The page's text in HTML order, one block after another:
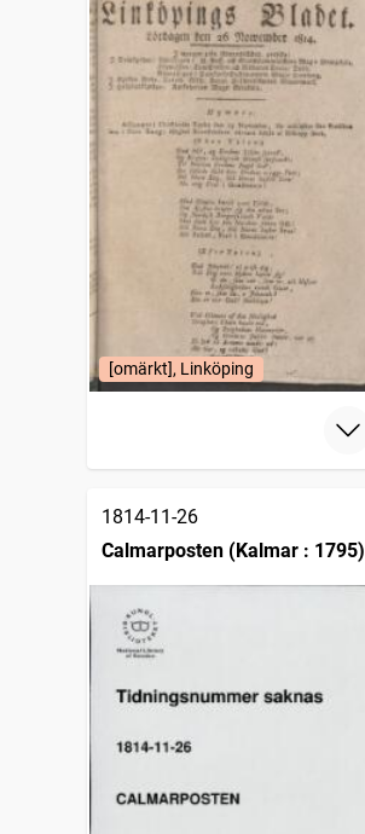
[omärkt], Linköping
1814-11-26
Calmarposten (Kalmar : 1795)